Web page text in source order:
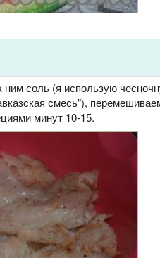
соль (я использую
смесь"),
минут 10-15.